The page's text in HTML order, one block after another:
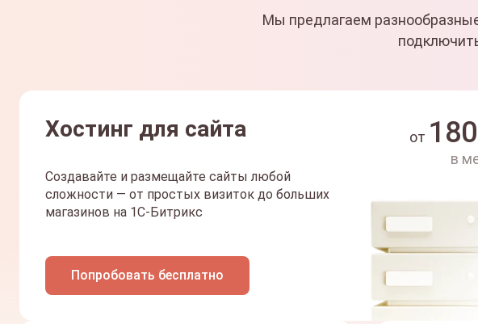
Мы предлагаем
Хостинг для сайта
Создавайте и размещайте сайты любой
сложности — от простых визиток до больших
магазинов на 1С-Битрикс
Попробовать бесплатно
от 180
в